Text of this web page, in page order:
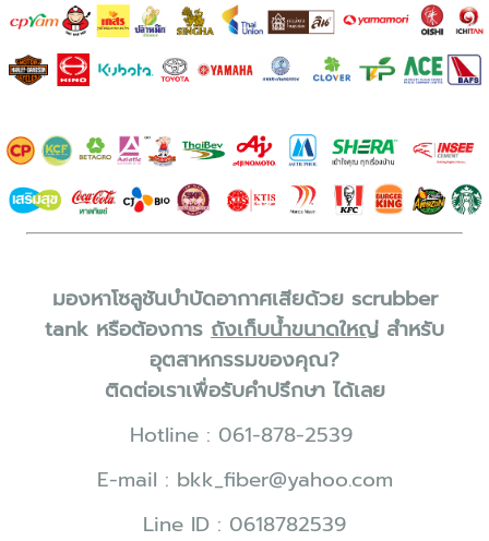
มองหาโซลูชันบำบัดอากาศเสียด้วย scrubber
tank หรือต้องการ ถังเก็บน้ำขนาดใหญ่ สำหรับ
อุตสาหกรรมของคุณ?
ติดต่อเราเพื่อรับคำปรึกษา ได้เลย
Hotline : 061-878-2539
E-mail : bkk_fiber@yahoo.com
Line ID : 0618782539